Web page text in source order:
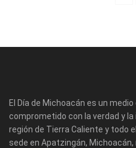
El Día de Michoacán es un
comprometido con la verdad y
región de Tierra Caliente y todo
sede en Apatzingán,